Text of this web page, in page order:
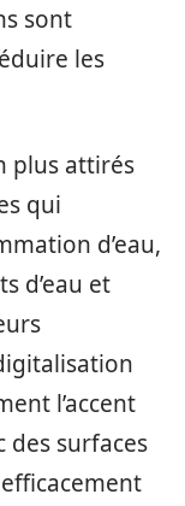
sont
les
plus attirés
qui
d’eau,
d’eau et
l’accent
des surfaces